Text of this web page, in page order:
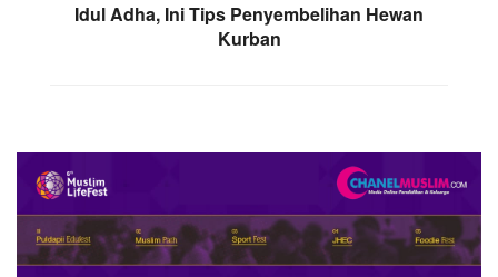
Idul Adha, Ini Tips Penyembelihan Hewan
Kurban